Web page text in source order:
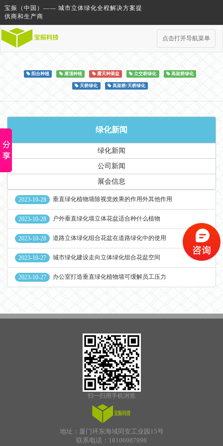
宝振（中国）—— 城市立体绿化全程解决方案提
供商和生产商
点击打开导航菜单
阳台种植 屋顶种植 露天种菜盆 立交桥绿化 高架桥绿化
天桥绿化 高架桥/天桥绿化
绿化新闻
绿化新闻
公司新闻
展会信息
2023-10-28 垂直绿化植物墙除视觉效果的作用外其他作用
2023-10-28 户外垂直绿化墙立体花盆适合种什么植物
2023-10-28 道路立体绿化组合花盆在道路绿化中的使用
2023-10-27 城市绿化建设走向立体绿化组合花盆空间
2023-10-27 办公室打造垂直绿化植物墙可缓解员工压力
扫一扫用手机浏览
地址：厦门环东海域同安工业园15号
联系电话：18106987998